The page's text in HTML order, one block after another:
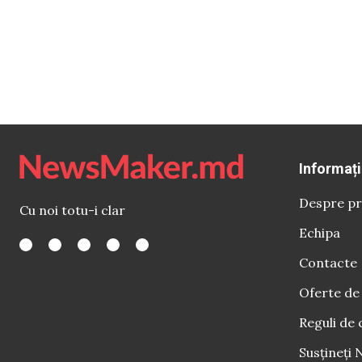
Cu noi totu-i clar
Despre
Echipa
Contacte
Oferte
Reguli de
Susțineți